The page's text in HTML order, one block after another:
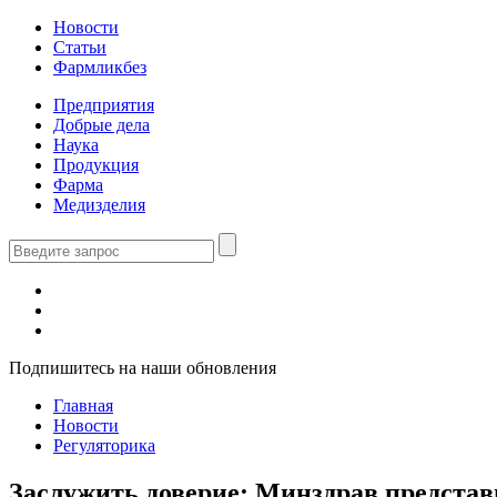
Новости
Статьи
Фармликбез
Предприятия
Добрые дела
Наука
Продукция
Фарма
Медизделия
Подпишитесь на наши обновления
Главная
Новости
Регуляторика